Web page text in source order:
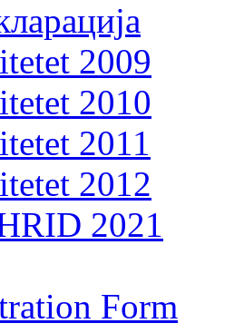
2009
2010
2011
2012
2021
Form